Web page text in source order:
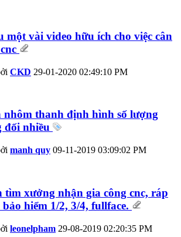
một vài video hữu ích cho việc cân
CKD 29-01-2020 02:49:10 PM
nhôm thanh định hình số lượng
đối nhiều
manh quy 09-11-2019 03:09:02 PM
tìm xưởng nhận gia công cnc, ráp
hiểm 1/2, 3/4, fullface.
leonelpham 29-08-2019 02:20:35 PM